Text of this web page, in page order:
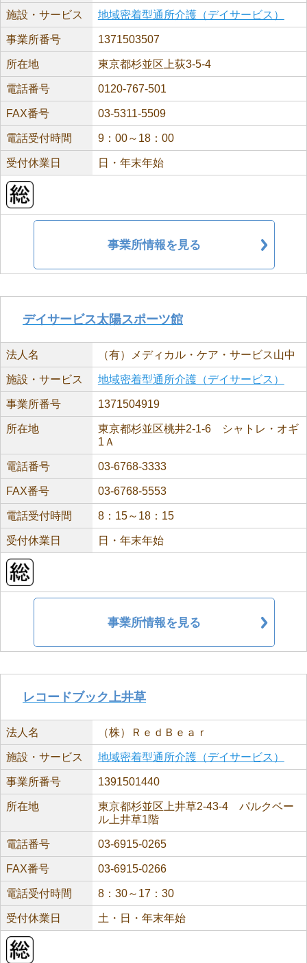
施設・サービス 地域密着型通所介護（デイサービス）
事業所番号 1371503507
所在地 東京都杉並区上荻3-5-4
電話番号 0120-767-501
FAX番号 03-5311-5509
電話受付時間 9：00～18：00
受付休業日 日・年末年始
事業所情報を見る
デイサービス太陽スポーツ館
法人名 （有）メディカル・ケア・サービス山中
施設・サービス 地域密着型通所介護（デイサービス）
事業所番号 1371504919
所在地
東京都杉並区桃井2-1-6 シャトレ・オギ
1Ａ
電話番号 03-6768-3333
FAX番号 03-6768-5553
電話受付時間 8：15～18：15
受付休業日 日・年末年始
事業所情報を見る
レコードブック上井草
法人名 （株）ＲｅｄＢｅａｒ
施設・サービス 地域密着型通所介護（デイサービス）
事業所番号 1391501440
所在地
東京都杉並区上井草2-43-4 パルクベー
ル上井草1階
電話番号 03-6915-0265
FAX番号 03-6915-0266
電話受付時間 8：30～17：30
受付休業日 土・日・年末年始